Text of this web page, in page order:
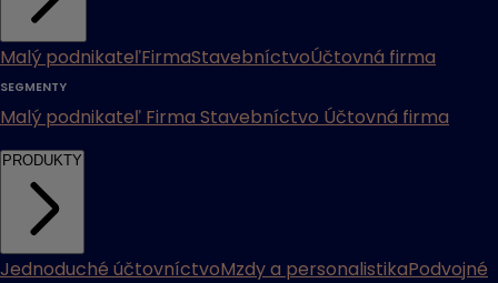
Malý podnikateľFirmaStavebníctvoÚčtovná firma
SEGMENTY
Malý podnikateľ Firma Stavebníctvo Účtovná firma
PRODUKTY
Jednoduché účtovníctvoMzdy a personalistikaPodvojné